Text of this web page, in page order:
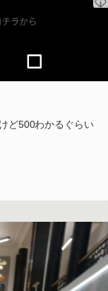
ど500わかるぐらい